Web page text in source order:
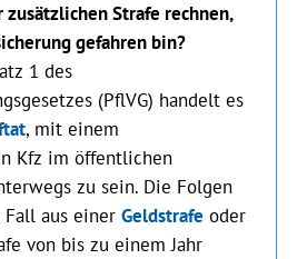
Strafe rechnen,
gefahren bin?
1 des
(PflVG) handelt es
, mit einem
Kfz im öffentlichen
zu sein. Die Folgen
aus einer Geldstrafe oder
von bis zu einem Jahr